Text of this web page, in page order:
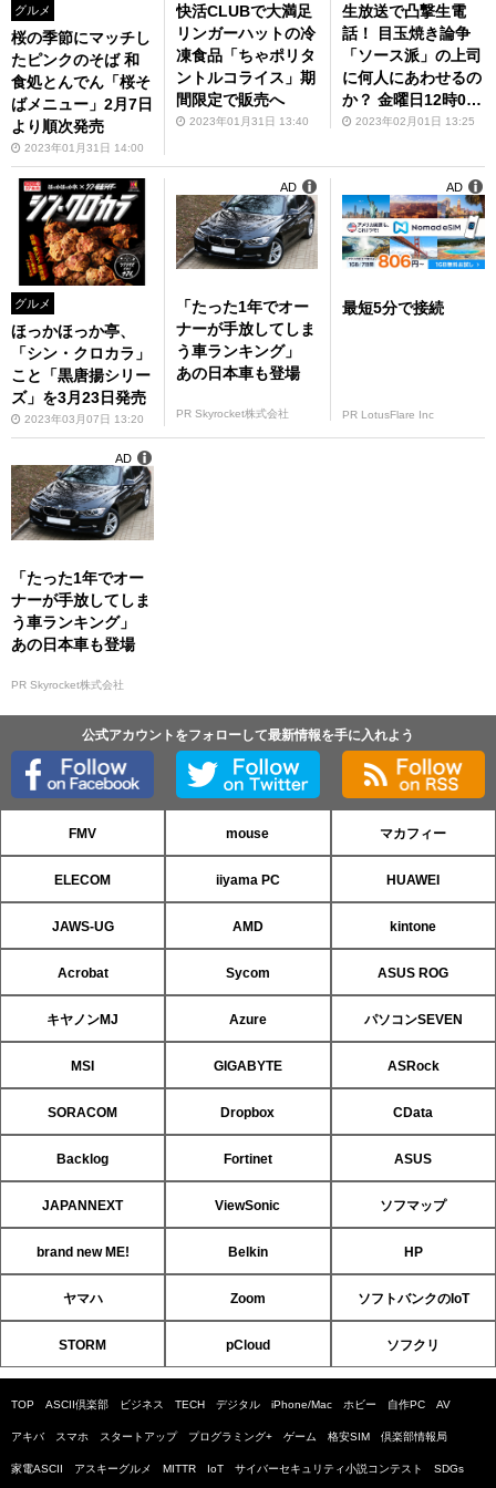
グルメ
桜の季節にマッチし
たピンクのそば 和
食処とんでん「桜そ
ばメニュー」2月7日
より順次発売
2023年01月31日 14:00
快活CLUBで大満足
リンガーハットの冷
凍食品「ちゃポリタ
ントルコライス」期
間限定で販売へ
2023年01月31日 13:40
生放送で凸撃生電
話！ 目玉焼き論争
「ソース派」の上司
に何人にあわせるの
か？ 金曜日12時00
分～「アスキーグル
2023年02月01日 13:25
グルメ
ほっかほっか亭、
「シン・クロカラ」
こと「黒唐揚シリー
ズ」を3月23日発売
2023年03月07日 13:20
「たった1年でオー
ナーが手放してしま
う車ランキング」
あの日本車も登場
PR Skyrocket株式会社
AD
最短5分で接続
PR LotusFlare Inc
AD
「たった1年でオー
ナーが手放してしま
う車ランキング」
あの日本車も登場
PR Skyrocket株式会社
AD
公式アカウントをフォローして最新情報を手に入れよう
FMV mouse マカフィー
ELECOM iiyama PC HUAWEI
JAWS-UG AMD kintone
Acrobat Sycom ASUS ROG
キヤノンMJ Azure パソコンSEVEN
MSI GIGABYTE ASRock
SORACOM Dropbox CData
Backlog Fortinet ASUS
JAPANNEXT ViewSonic ソフマップ
brand new ME! Belkin HP
ヤマハ Zoom ソフトバンクのIoT
STORM pCloud ソフクリ
TOP ASCII倶楽部 ビジネス TECH デジタル iPhone/Mac ホビー 自作PC AV
アキバ スマホ スタートアップ プログラミング+ ゲーム 格安SIM 倶楽部情報局
家電ASCII アスキーグルメ MITTR IoT サイバーセキュリティ小説コンテスト SDGs